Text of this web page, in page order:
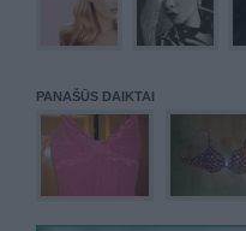
PANAŠŪS DAIKTAI